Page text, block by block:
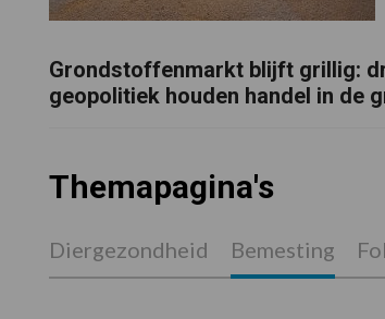
Grondstoffenmarkt blijft grillig:
geopolitiek houden handel in de
Themapagina's
Diergezondheid Bemesting